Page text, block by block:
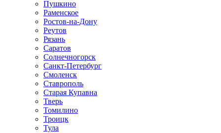
Пушкино
Раменское
Ростов-на-Дону
Реутов
Рязань
Саратов
Солнечногорск
Санкт-Петербург
Смоленск
Ставрополь
Старая Купавна
Тверь
Томилино
Троицк
Тула